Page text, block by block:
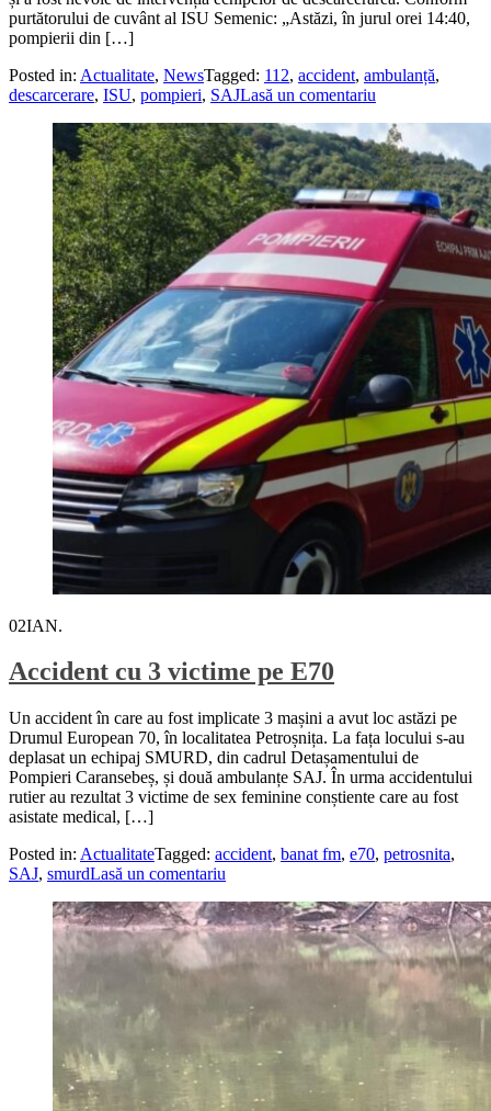
purtătorului de cuvânt al ISU Semenic: „Astăzi, în jurul orei 14:40,
pompierii din […]
Posted in: Actualitate, NewsTagged: 112, accident, ambulanță,
descarcerare, ISU, pompieri, SAJLasă un comentariu
02IAN.
Accident cu 3 victime pe E70
Un accident în care au fost implicate 3 mașini a avut loc astăzi pe
Drumul European 70, în localitatea Petroșnița. La fața locului s-au
deplasat un echipaj SMURD, din cadrul Detașamentului de
Pompieri Caransebeș, și două ambulanțe SAJ. În urma accidentului
rutier au rezultat 3 victime de sex feminine conștiente care au fost
asistate medical, […]
Posted in: ActualitateTagged: accident, banat fm, e70, petrosnita,
SAJ, smurdLasă un comentariu